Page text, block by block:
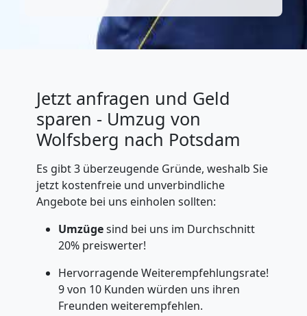
Jetzt anfragen und Geld
sparen - Umzug von
Wolfsberg nach Potsdam
Es gibt 3 überzeugende Gründe, weshalb Sie
jetzt kostenfreie und unverbindliche
Angebote bei uns einholen sollten:
Umzügesind bei uns im Durchschnitt
20% preiswerter!
Hervorragende Weiterempfehlungsrate!
9 von 10 Kunden würden uns ihren
Freunden weiterempfehlen.